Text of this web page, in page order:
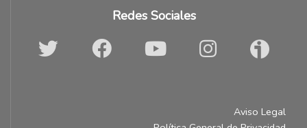
Redes Sociales
Aviso Legal